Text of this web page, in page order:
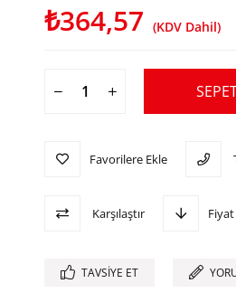
₺364,57 (KDV Dahil)
Favorilere Ekle
Karşılaştır
TAVSIYE ET